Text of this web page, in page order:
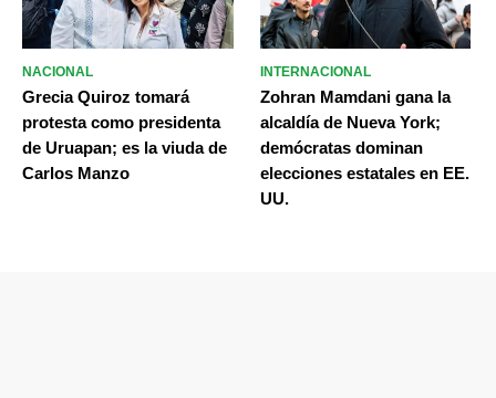
NACIONAL
Grecia Quiroz tomará
protesta como presidenta
de Uruapan; es la viuda de
Carlos Manzo
INTERNACIONAL
Zohran Mamdani gana la
alcaldía de Nueva York;
demócratas dominan
elecciones estatales en EE.
UU.